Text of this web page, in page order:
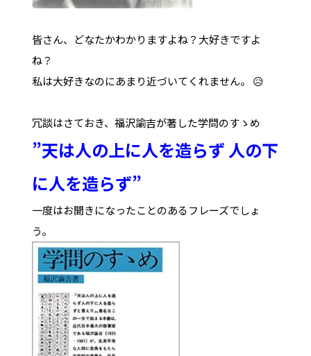
皆さん、どなたかわかりますよね？大好きですよ
ね？
私は大好きなのにあまり近づいてくれません。 😥
冗談はさておき、福沢諭吉が著した学問のすゝめ
”天は人の上に人を造らず 人の下
に人を造らず”
一度はお聞きになったことのあるフレーズでしょ
う。